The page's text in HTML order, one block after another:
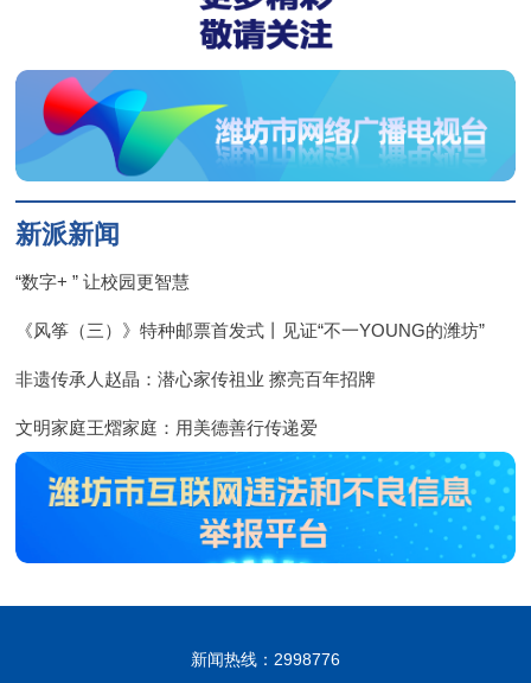
新派新闻
“数字+ ” 让校园更智慧
《风筝（三）》特种邮票首发式丨见证“不一YOUNG的潍坊”
非遗传承人赵晶：潜心家传祖业 擦亮百年招牌
文明家庭王熠家庭：用美德善行传递爱
新闻热线：2998776